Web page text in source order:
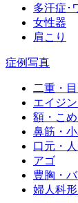
多汗症･
女性器
肩こり
症例写真
二重・
エイジ
額・こ
鼻筋・
口元・
アゴ
豊胸・
婦人科